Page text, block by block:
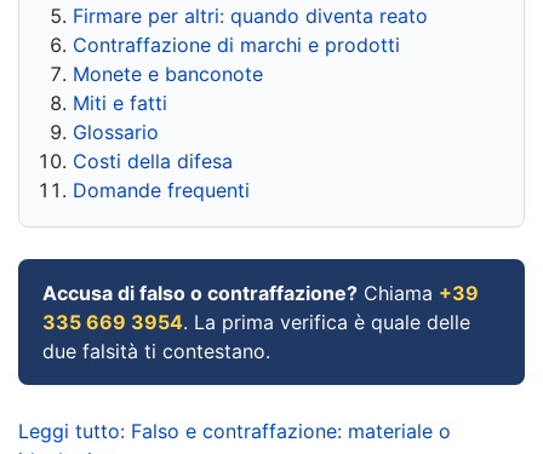
Firmare per altri: quando diventa reato
Contraffazione di marchi e prodotti
Monete e banconote
Miti e fatti
Glossario
Costi della difesa
Domande frequenti
Accusa di falso o contraffazione? Chiama +39
335 669 3954. La prima verifica è quale delle
due falsità ti contestano.
Leggi tutto: Falso e contraffazione: materiale o